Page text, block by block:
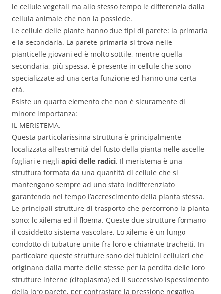
le cellule vegetali ma allo stesso tempo le differenzia dalla
cellula animale che non la possiede.
Le cellule delle piante hanno due tipi di parete: la primaria
e la secondaria. La parete primaria si trova nelle
pianticelle giovani ed è molto sottile, mentre quella
secondaria, più spessa, è presente in cellule che sono
specializzate ad una certa funzione ed hanno una certa
età.
Esiste un quarto elemento che non è sicuramente di
minore importanza:
IL MERISTEMA.
Questa particolarissima struttura è principalmente
localizzata all’estremità del fusto della pianta nelle ascelle
fogliari e negli apici delle radici. Il meristema è una
struttura formata da una quantità di cellule che si
mantengono sempre ad uno stato indifferenziato
garantendo nel tempo l’accrescimento della pianta stessa.
Le principali strutture di trasporto che percorrono la pianta
sono: lo xilema ed il floema. Queste due strutture formano
il cosiddetto sistema vascolare. Lo xilema è un lungo
condotto di tubature unite fra loro e chiamate tracheiti. In
particolare queste strutture sono dei tubicini cellulari che
originano dalla morte delle stesse per la perdita delle loro
strutture interne (citoplasma) ed il successivo ispessimento
della loro parete, per contrastare la pressione negativa